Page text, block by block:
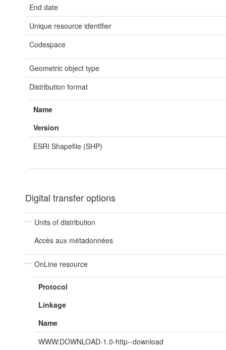
End date
Unique resource identifier
Codespace
Geometric object type
Distribution format
Name
Version
ESRI Shapefile (SHP)
Digital transfer options
Units of distribution
Accès aux métadonnées
OnLine resource
Protocol
Linkage
Name
WWW:DOWNLOAD-1.0-http--download